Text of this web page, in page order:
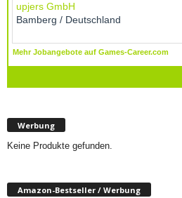
Werbung
Keine Produkte gefunden.
Amazon-Bestseller / Werbung